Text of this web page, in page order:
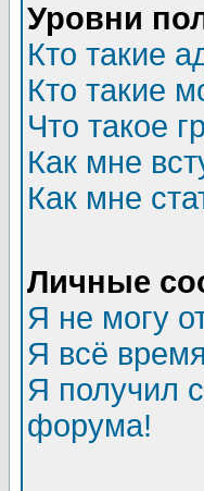
Уровни
Кто такие
Кто такие
Что такое
Как мне
Как мне
Личные
Я не могу
Я всё
Я получил
форума!